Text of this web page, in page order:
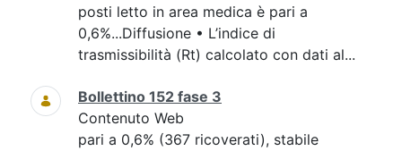
posti letto in area medica è pari a
0,6%...Diffusione • L’indice di
trasmissibilità (Rt) calcolato con dati al...
Bollettino 152 fase 3
Contenuto Web
pari a 0,6% (367 ricoverati), stabile